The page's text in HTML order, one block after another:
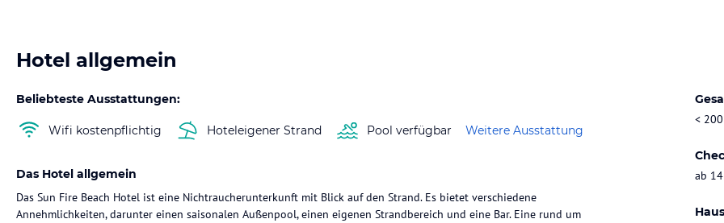
Hotel allgemein
Beliebteste Ausstattungen:
Wifi kostenpflichtig Hoteleigener Strand Pool verfügbar Weitere Ausstattung
< 200
ab
Das Hotel allgemein
Das Sun Fire Beach Hotel ist eine Nichtraucherunterkunft mit Blick auf den Strand. Es bietet verschiedene
Annehmlichkeiten, darunter einen saisonalen Außenpool, einen eigenen Strandbereich und eine Bar. Eine rund um